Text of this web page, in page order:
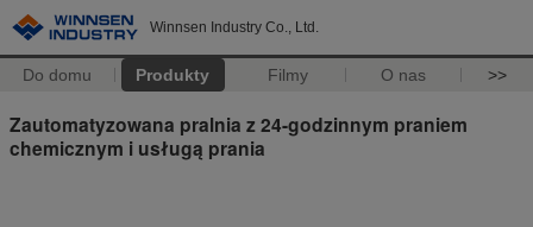
Winnsen Industry Co., Ltd.
Do domu Produkty Filmy O nas >>
Zautomatyzowana pralnia z 24-godzinnym praniem
chemicznym i usługą prania